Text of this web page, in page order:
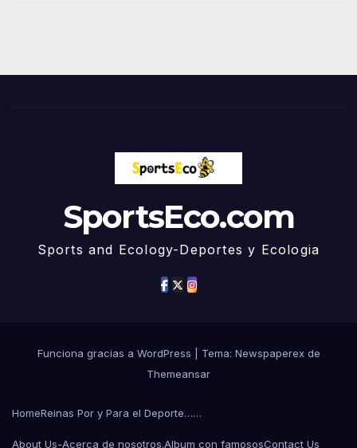
SportsEco.com
Sports and Ecology-Deportes y Ecologia
Funciona gracias a WordPress
Tema: Newspaperex de
Themeansar
HomeReinas Por y Para el Deporte……
About Us-Acerca de nosotros.Album con famososContact Us